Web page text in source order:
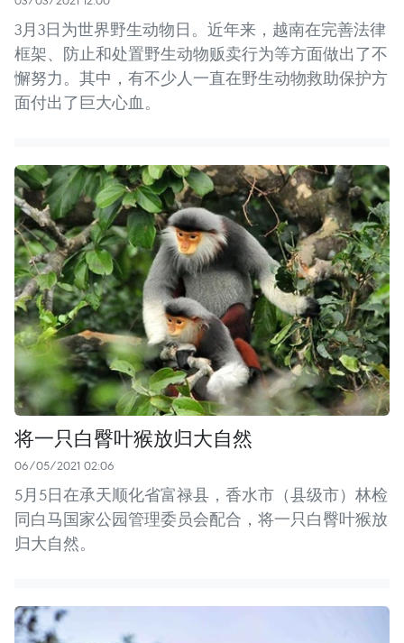
3月3日为世界野生动物日。近年来，越南在完善法律
框架、防止和处置野生动物贩卖行为等方面做出了不
懈努力。其中，有不少人一直在野生动物救助保护方
面付出了巨大心血。
将一只白臀叶猴放归大自然
06/05/2021 02:06
5月5日在承天顺化省富禄县，香水市（县级市）林检
同白马国家公园管理委员会配合，将一只白臀叶猴放
归大自然。